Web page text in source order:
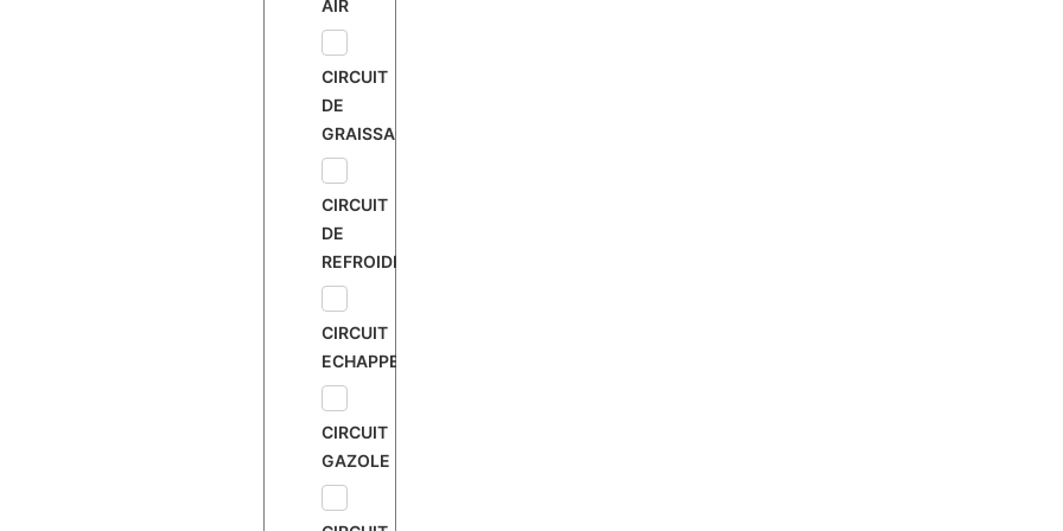
AIR
CIRCUIT
DE
GRAISSAGE
CIRCUIT
DE
REFROIDISSEMENT
CIRCUIT
ECHAPPEMENT
CIRCUIT
GAZOLE